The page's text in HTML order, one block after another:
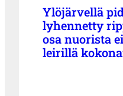
Ylöjärvellä
lyhennetty
osa nuorista
leirillä